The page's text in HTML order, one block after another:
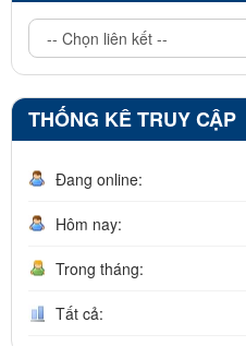
THỐNG KÊ TRUY CẬP
Đang online:
Hôm nay:
Trong tháng:
Tất cả: